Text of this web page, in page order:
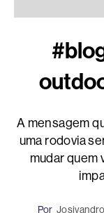
A mensagem
uma rodovia
mudar quem
Por